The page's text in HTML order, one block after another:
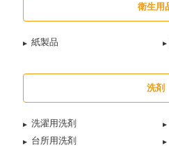
衛生用
紙製品
洗剤
洗濯用洗剤
台所用洗剤